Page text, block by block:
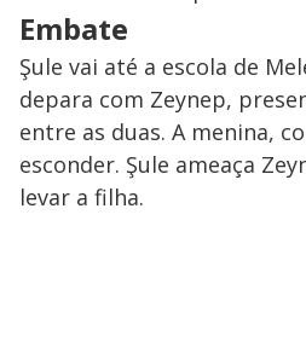
Embate
Şule vai até a escola de
depara com Zeynep,
entre as duas. A menina,
esconder. Şule ameaça
levar a filha.